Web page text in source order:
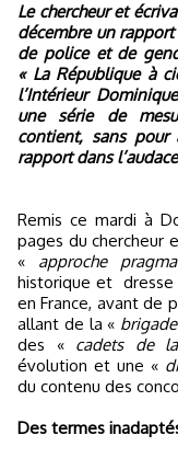
Le chercheur et
décembre un
de police et de
« La Républiqueà
l’Intérieur
une série de
contient, sans pour
rapport dans
Remis ce mardi à
pages du chercheur
« approche
historique et
en France, avant de
allant de la «
des « cadets de
évolution et une «
du contenu des
Des termes